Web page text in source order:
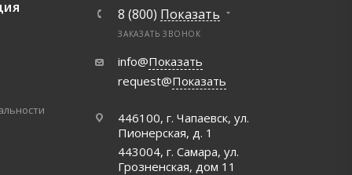
8 (800) Показать
ЗАКАЗАТЬ ЗВОНОК
info@Показать
request@Показать
446100, г. Чапаевск, ул.
Пионерская, д. 1
443004, г. Самара, ул.
Грозненская, дом 11